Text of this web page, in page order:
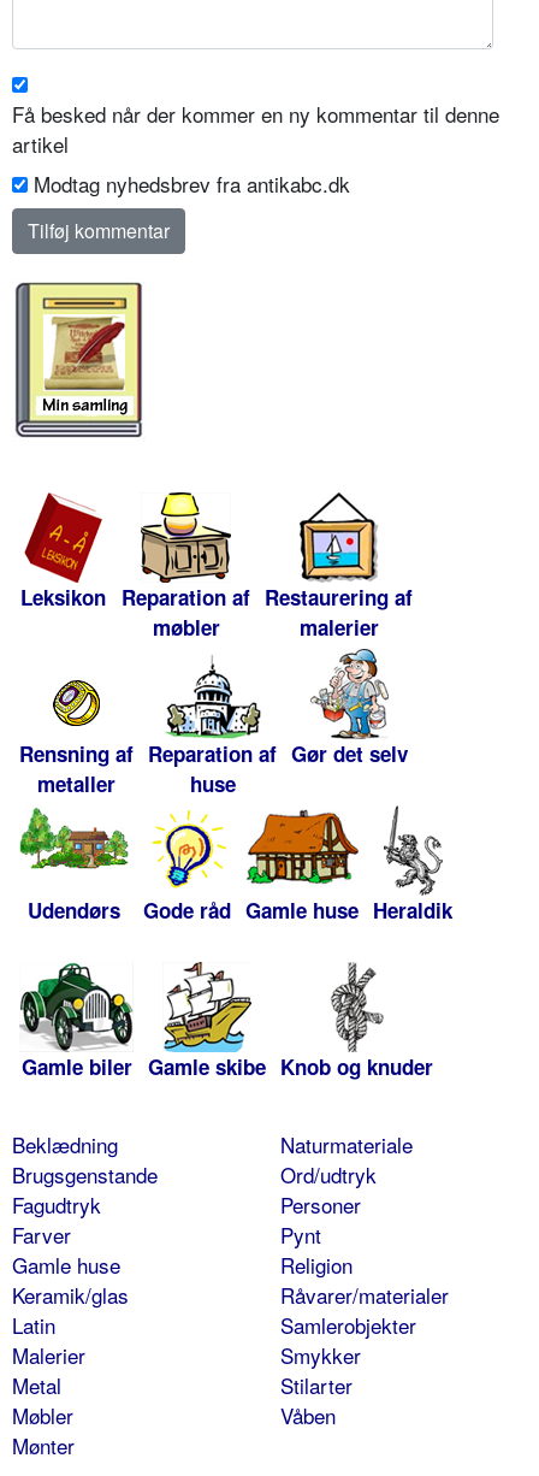
Få besked når der kommer en ny kommentar til denne
artikel
Modtag nyhedsbrev fra antikabc.dk
Leksikon Reparation af
møbler
Restaurering af
malerier
Rensning af
metaller
Reparation af
huse
Gør det selv
Udendørs Gode råd Gamle huse Heraldik
Gamle biler Gamle skibe Knob og knuder
Beklædning
Brugsgenstande
Fagudtryk
Farver
Gamle huse
Keramik/glas
Latin
Malerier
Metal
Møbler
Mønter
Naturmateriale
Ord/udtryk
Personer
Pynt
Religion
Råvarer/materialer
Samlerobjekter
Smykker
Stilarter
Våben